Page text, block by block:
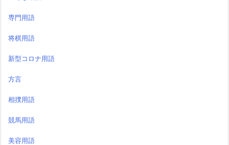
専門用語
将棋用語
新型コロナ用語
方言
相撲用語
競馬用語
美容用語